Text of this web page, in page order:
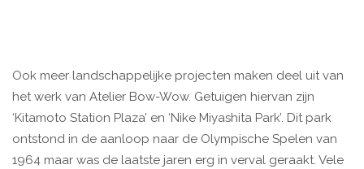
Ook meer landschappelijke projecten maken deel uit van
het werk van Atelier Bow-Wow. Getuigen hiervan zijn
‘Kitamoto Station Plaza’ en ‘Nike Miyashita Park’. Dit park
ontstond in de aanloop naar de Olympische Spelen van
1964 maar was de laatste jaren erg in verval geraakt. Vele